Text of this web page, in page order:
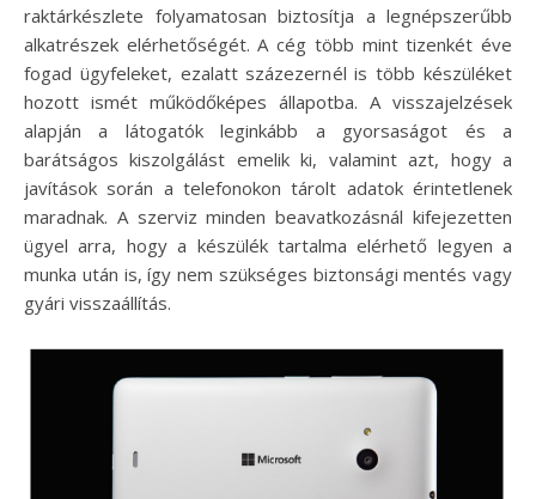
raktárkészlete folyamatosan biztosítja a legnépszerűbb
alkatrészek elérhetőségét. A cég több mint tizenkét éve
fogad ügyfeleket, ezalatt százezernél is több készüléket
hozott ismét működőképes állapotba. A visszajelzések
alapján a látogatók leginkább a gyorsaságot és a
barátságos kiszolgálást emelik ki, valamint azt, hogy a
javítások során a telefonokon tárolt adatok érintetlenek
maradnak. A szerviz minden beavatkozásnál kifejezetten
ügyel arra, hogy a készülék tartalma elérhető legyen a
munka után is, így nem szükséges biztonsági mentés vagy
gyári visszaállítás.